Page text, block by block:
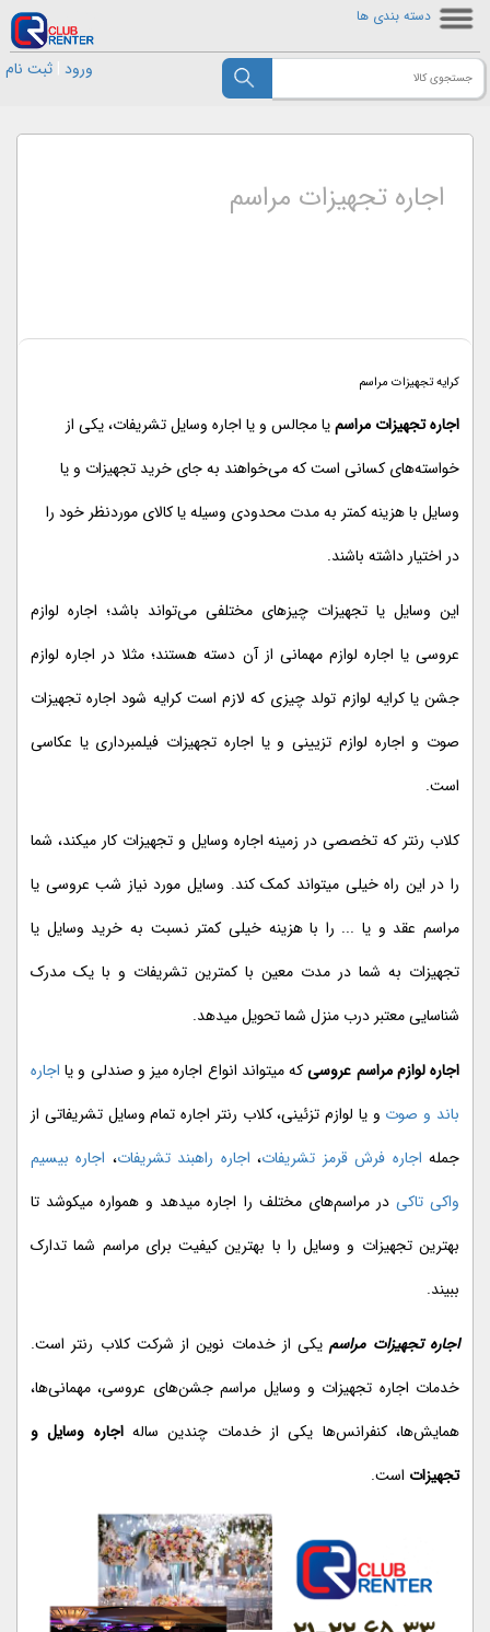
دسته بندی ها
ورود ثبت نام
اجاره تجهیزات مراسم
کرایه تجهیزات مراسم
اجاره تجهیزات مراسمیا مجالس و یا اجاره وسایل تشریفات، یکی از
خواسته‌های کسانی است که می‌خواهند به جای خرید تجهیزات و یا
وسایل با هزینه کمتر به مدت محدودی وسیله یا کالای موردنظر خود را
در اختیار داشته باشند.
این وسایل یا تجهیزات چیزهای مختلفی می‌تواند باشد؛ اجاره لوازم
عروسی یا اجاره لوازم مهمانی از آن دسته هستند؛ مثلا در اجاره لوازم
جشن یا کرایه لوازم تولد چیزی که لازم است کرایه شود اجاره تجهیزات
صوت و اجاره لوازم تزیینی و یا اجاره تجهیزات فیلمبرداری یا عکاسی
است.
کلاب رنتر که تخصصی در زمینه اجاره وسایل و تجهیزات کار میکند، شما
را در این راه خیلی میتواند کمک کند. وسایل مورد نیاز شب عروسی یا
مراسم عقد و یا ... را با هزینه خیلی کمتر نسبت به خرید وسایل یا
تجهیزات به شما در مدت معین با کمترین تشریفات و با یک مدرک
شناسایی معتبر درب منزل شما تحویل میدهد.
اجاره لوازم مراسم عروسیکه میتواند انواع اجاره میز و صندلی و یا اجاره
باند و صوت و یا لوازم تزئینی، کلاب رنتر اجاره تمام وسایل تشریفاتی از
جمله اجاره فرش قرمز تشریفات، اجاره راهبند تشریفات، اجاره بیسیم
واکی تاکی در مراسم‌های مختلف را اجاره میدهد و همواره میکوشد تا
بهترین تجهیزات و وسایل را با بهترین کیفیت برای مراسم شما تدارک
ببیند.
اجاره تجهیزات مراسمیکی از خدمات نوین از شرکت کلاب رنتر است.
خدمات اجاره تجهیزات و وسایل مراسم جشن‌های عروسی، مهمانی‌ها،
همایش‌ها، کنفرانس‌ها یکی از خدمات چندین سالهاجاره وسایل و
تجهیزات است.